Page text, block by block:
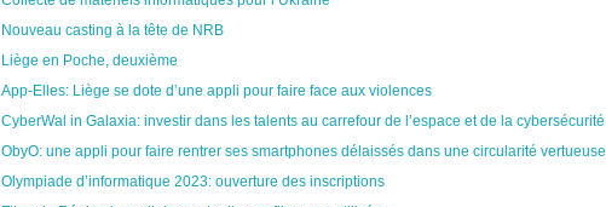
Nouveau casting à la tête de NRB
Liège en Poche, deuxième
App-Elles: Liège se dote d’une appli pour faire face aux violences
CyberWal in Galaxia: investir dans les talents au carrefour de l’espace et de la cybersécurité
ObyO: une appli pour faire rentrer ses smartphones délaissés dans une circularité vertueuse
Olympiade d’informatique 2023: ouverture des inscriptions